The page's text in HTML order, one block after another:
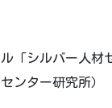
「シルバー人材
ンター研究所）